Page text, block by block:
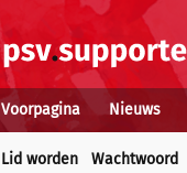
Voorpagina Nieuws
Lid worden Wachtwoord